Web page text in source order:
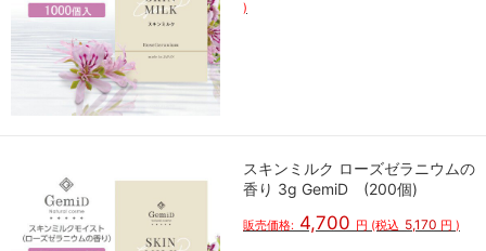
)
スキンミルク ローズゼラニウムの
香り 3g GemiD (200個)
販売価格: 4,700 円 (税込 5,170 円 )